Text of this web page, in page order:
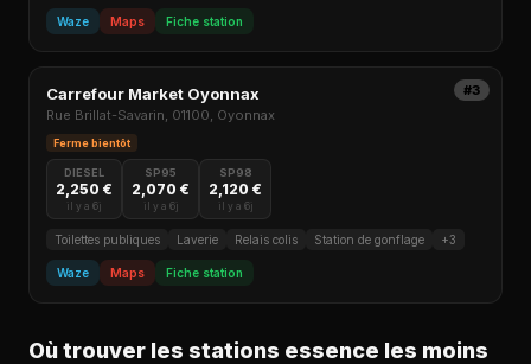
Waze Maps Fiche station
#3
Carrefour Market Oyonnax
Rue Brillat-Savarin, 01100, Oyonnax
Ferme bientôt
DIESEL
2,250 €
il y a 6j
SP95
2,070 €
il y a 6j
SP98
2,120 €
il y a 6j
Toilettes publiques Laverie Relais colis Station de gonflage +3
Waze Maps Fiche station
Où trouver les stations essence les moins